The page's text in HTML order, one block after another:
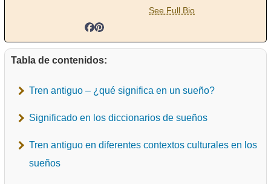
See Full Bio
Tabla de contenidos:
Tren antiguo – ¿qué significa en un sueño?
Significado en los diccionarios de sueños
Tren antiguo en diferentes contextos culturales en los
sueños